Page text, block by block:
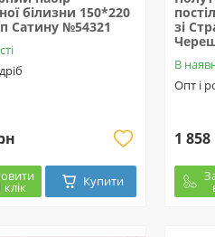
білизни 150*220
Сатину №54321
клік Купити
зі
В
Опт і
1